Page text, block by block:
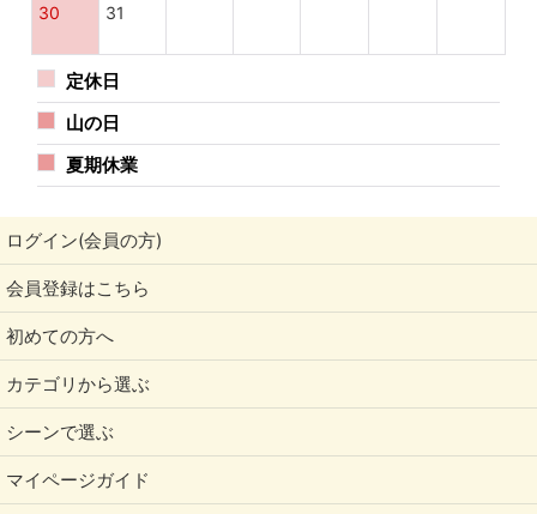
30 31
定休日
山の日
夏期休業
ログイン(会員の方)
会員登録はこちら
初めての方へ
カテゴリから選ぶ
シーンで選ぶ
マイページガイド